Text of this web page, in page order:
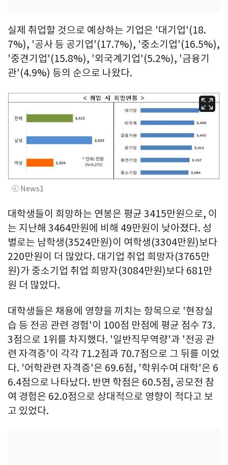
실제 취업할 것으로 예상하는 기업은 '대기업'(18.
7%), '공사 등 공기업'(17.7%), '중소기업'(16.5%),
'중견기업'(15.8%), '외국계기업'(5.2%), '금융기
관'(4.9%) 등의 순으로 나왔다.
ⓒ News1
대학생들이 희망하는 연봉은 평균 3415만원으로, 이
는 지난해 3464만원에 비해 49만원이 낮아졌다. 성
별로는 남학생(3524만원)이 여학생(3304만원)보다
220만원이 더 많았다. 대기업 취업 희망자(3765만
원)가 중소기업 취업 희망자(3084만원)보다 681만
원 더 많았다.
대학생들은 채용에 영향을 끼치는 항목으로 '현장실
습 등 전공 관련 경험'이 100점 만점에 평균 점수 73.
3점으로 1위를 차지했다. '일반직무역량'과 '전공 관
련 자격증'이 각각 71.2점과 70.7점으로 그 뒤를 이었
다. '어학관련 자격증'은 69.6점, '학위수여 대학'은 6
6.4점으로 나타났다. 반면 학점은 60.5점, 공모전 참
여 경험은 62.0점으로 상대적으로 영향이 적다고 보
고 있었다.